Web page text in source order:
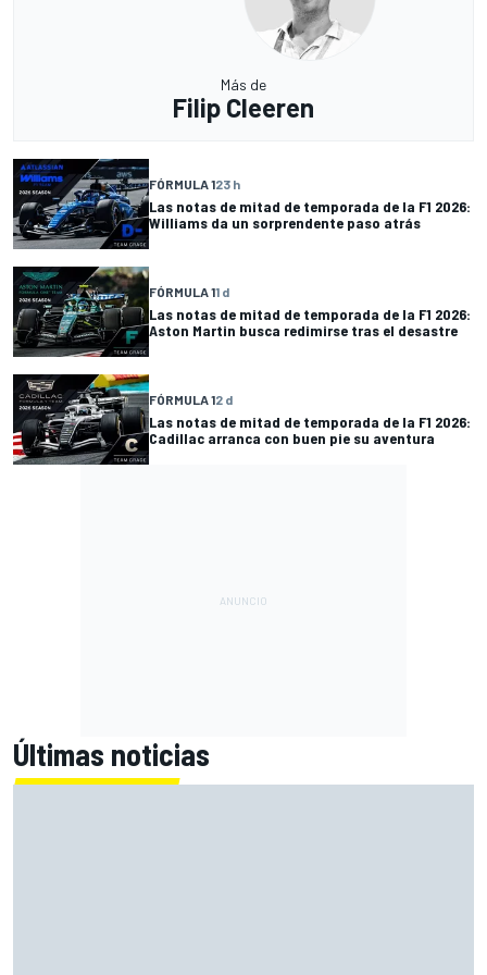
Más de
Filip Cleeren
FÓRMULA 123 h
Las notas de mitad de temporada de la F1 2026:
Williams da un sorprendente paso atrás
FÓRMULA 11 d
Las notas de mitad de temporada de la F1 2026:
Aston Martin busca redimirse tras el desastre
FÓRMULA 12 d
Las notas de mitad de temporada de la F1 2026:
Cadillac arranca con buen pie su aventura
Últimas noticias